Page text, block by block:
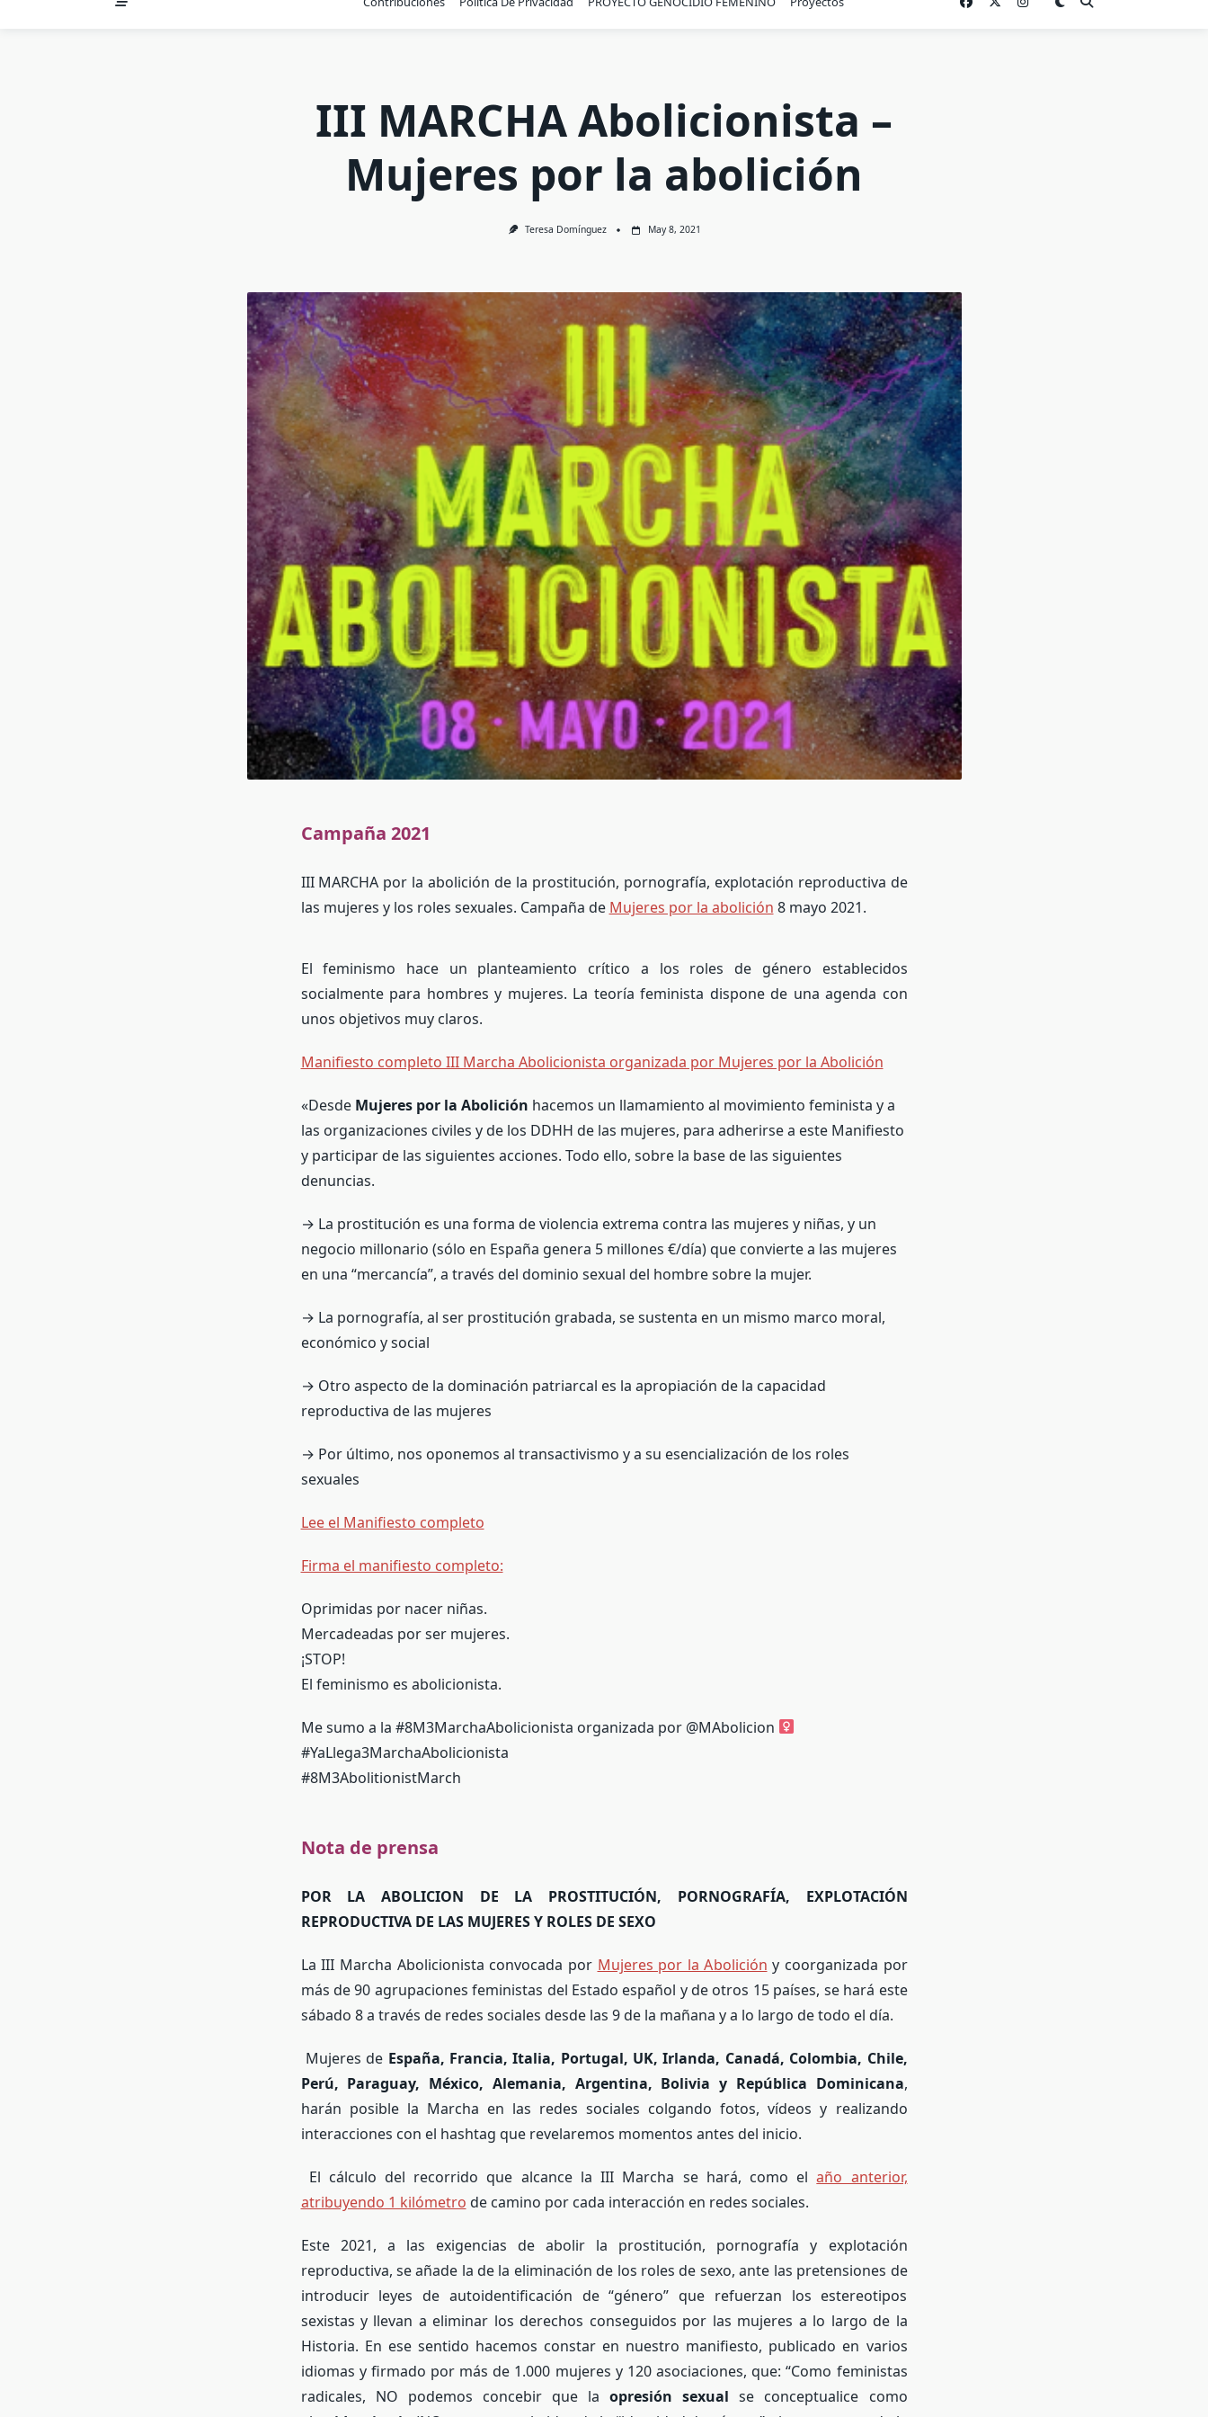
III MARCHA Abolicionista –
Mujeres por la abolición
Teresa Domínguez May 8, 2021
Campaña 2021
III MARCHA por la abolición de la prostitución, pornografía, explotación reproductiva de
las mujeres y los roles sexuales. Campaña de Mujeres por la abolición 8 mayo 2021.
El feminismo hace un planteamiento crítico a los roles de género establecidos
socialmente para hombres y mujeres. La teoría feminista dispone de una agenda con
unos objetivos muy claros.
Manifiesto completo III Marcha Abolicionista organizada por Mujeres por la Abolición
«Desde Mujeres por la Abolición hacemos un llamamiento al movimiento feminista y a
las organizaciones civiles y de los DDHH de las mujeres, para adherirse a este Manifiesto
y participar de las siguientes acciones. Todo ello, sobre la base de las siguientes
denuncias.
→ La prostitución es una forma de violencia extrema contra las mujeres y niñas, y un
negocio millonario (sólo en España genera 5 millones €/día) que convierte a las mujeres
en una “mercancía”, a través del dominio sexual del hombre sobre la mujer.
→ La pornografía, al ser prostitución grabada, se sustenta en un mismo marco moral,
económico y social
→ Otro aspecto de la dominación patriarcal es la apropiación de la capacidad
reproductiva de las mujeres
→ Por último, nos oponemos al transactivismo y a su esencialización de los roles
sexuales
Lee el Manifiesto completo
Firma el manifiesto completo:
Oprimidas por nacer niñas.
Mercadeadas por ser mujeres.
¡STOP!
El feminismo es abolicionista.
Me sumo a la #8M3MarchaAbolicionista organizada por @MAbolicion
#YaLlega3MarchaAbolicionista
#8M3AbolitionistMarch
Nota de prensa
POR LA ABOLICION DE LA PROSTITUCIÓN, PORNOGRAFÍA, EXPLOTACIÓN
REPRODUCTIVA DE LAS MUJERES Y ROLES DE SEXO
La III Marcha Abolicionista convocada por Mujeres por la Abolición y coorganizada por
más de 90 agrupaciones feministas del Estado español y de otros 15 países, se hará este
sábado 8 a través de redes sociales desde las 9 de la mañana y a lo largo de todo el día.
Mujeres de España, Francia, Italia, Portugal, UK, Irlanda, Canadá, Colombia, Chile,
Perú, Paraguay, México, Alemania, Argentina, Bolivia y República Dominicana,
harán posible la Marcha en las redes sociales colgando fotos, vídeos y realizando
interacciones con el hashtag que revelaremos momentos antes del inicio.
El cálculo del recorrido que alcance la III Marcha se hará, como elaño anterior,
atribuyendo 1 kilómetro de camino por cada interacción en redes sociales.
Este 2021, a las exigencias de abolir la prostitución, pornografía y explotación
reproductiva, se añade la de la eliminación de los roles de sexo, ante las pretensiones de
introducir leyes de autoidentificación de “género” que refuerzan los estereotipos
sexistas y llevan a eliminar los derechos conseguidos por las mujeres a lo largo de la
Historia. En ese sentido hacemos constar en nuestro manifiesto, publicado en varios
idiomas y firmado por más de 1.000 mujeres y 120 asociaciones, que: “Como feministas
radicales, NO podemos concebir que laopresión sexual se conceptualice como